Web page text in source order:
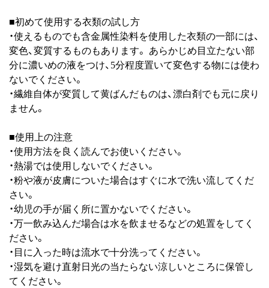
■初めて使用する衣類の試し方
・使えるものでも含金属性染料を使用した衣類の一部には、
変色、変質するものもあります。 あらかじめ目立たない部
分に濃いめの液をつけ、5分程度置いて変色する物には使わ
ないでください。
・繊維自体が変質して黄ばんだものは、漂白剤でも元に戻り
ません。
■使用上の注意
・使用方法を良く読んでお使いください。
・熱湯では使用しないでください。
・粉や液が皮膚についた場合はすぐに水で洗い流してくだ
さい。
・幼児の手が届く所に置かないでください。
・万一飲み込んだ場合は水を飲ませるなどの処置をしてく
ださい。
・目に入った時は流水で十分洗ってください。
・湿気を避け直射日光の当たらない涼しいところに保管し
てください。